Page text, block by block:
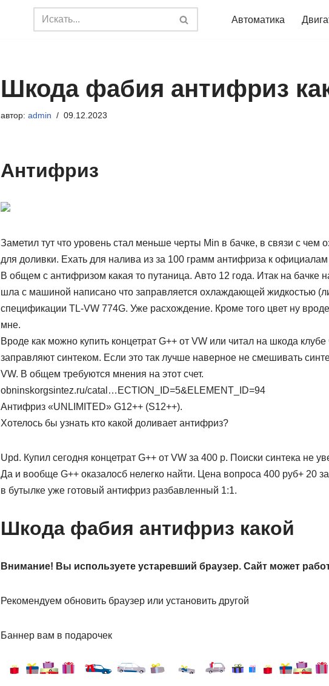
Автоматика
Шкода фабия антифриз
автор: admin 09.12.2023
Антифриз
Заметил тут что уровень стал меньше черты Min в бачке, в связи с чем
для доливки. Ехать для налива из за 100 грамм антифриза к официалам
В общем с антифризом какая то путаница. Авто 12 года. Итак на бачке
шла с машиной написано что заправляется охлаждающей жидкостью
спецификации TL-VW 774G. Уже расхождение. Кроме того цвет ну
мне.
Вроде как можно купить концетрат G++ от VW или читал на шкода
заправляют синтеком. Если это так лучше наверное не смешивать
VW. В общем требуются мнения на этот счет.
obninskorgsintez.ru/catal…ECTION_ID=5&ELEMENT_ID=94
Антифриз «UNLIMITED» G12++ (S12++).
Хотелось бы узнать кто какой доливает антифриз?
Upd. Купил сегодня концетрат G++ от VW за 400 р. Поиски синтека не
Да и вообще G++ оказалосб нелегко найти. Цена вопроса 400 руб+ 20
в бутылке уже готовый антифриз разбавленный 1:1.
Шкода фабия антифриз какой
Внимание! Вы используете устаревший браузер. Сайт может
Рекомендуем обновить браузер или установить другой
Баннер вам в подарочек